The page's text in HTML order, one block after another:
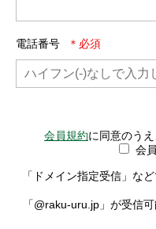
電話番号
会員規約に同意のう
会
「ドメイン指定受信」な
「@raku-uru.jp」が受信